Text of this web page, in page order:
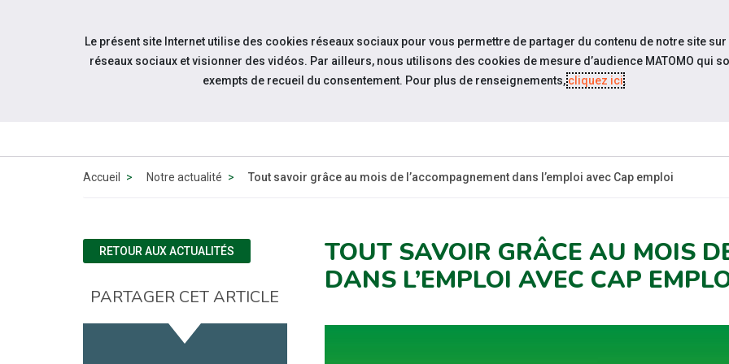
Aller au contenu
ESPACE
ESPACE
Accueil Notre actualité Tout savoir grâce au mois de l’accompagnement dans l’emploi avec Cap emploi
TOUT SAVOIR GRÂCE AU MOIS
DANS L’EMPLOI AVEC CAP
RETOUR AUX ACTUALITÉS
PARTAGER CET ARTICLE
Le présent site Internet utilise des cookies réseaux sociaux pour vous permettre de partager du contenu de notre site sur
réseaux sociaux et visionner des vidéos. Par ailleurs, nous utilisons des cookies de mesure d’audience MATOMO qui
exempts de recueil du consentement. Pour plus de renseignements,cliquez ici.